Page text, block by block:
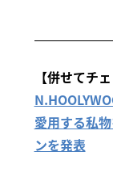
【併せてチ
愛用する私
ンを発表